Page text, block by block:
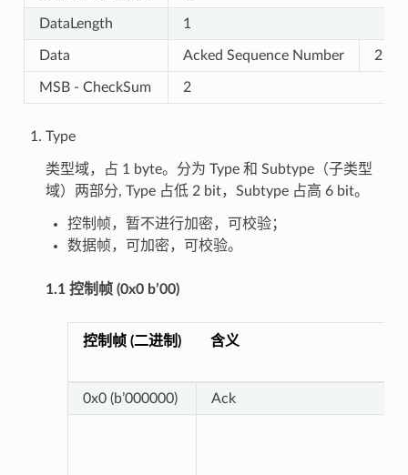
DataLength 1
Data Acked Sequence Number 2
MSB - CheckSum 2
Type
类型域，占 1 byte。分为 Type 和 Subtype（子类型
域）两部分, Type 占低 2 bit，Subtype 占高 6 bit。
控制帧，暂不进行加密，可校验；
数据帧，可加密，可校验。
1.1 控制帧 (0x0 b’00)
控制帧 (二进制) 含义
0x0 (b’000000) Ack